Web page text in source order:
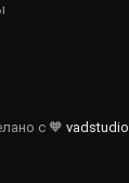
с 🧡 vadstudio